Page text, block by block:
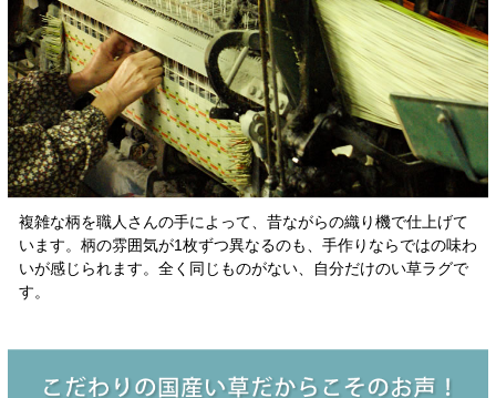
複雑な柄を職人さんの手によって、昔ながらの織り機で仕上げて
います。柄の雰囲気が1枚ずつ異なるのも、手作りならではの味わ
いが感じられます。全く同じものがない、自分だけのい草ラグで
す。